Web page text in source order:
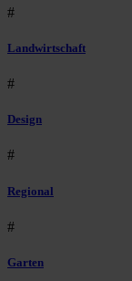
#
Landwirtschaft
#
Design
#
Regional
#
Garten